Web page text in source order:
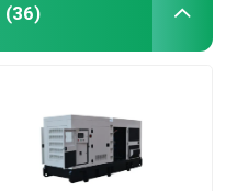
(36)